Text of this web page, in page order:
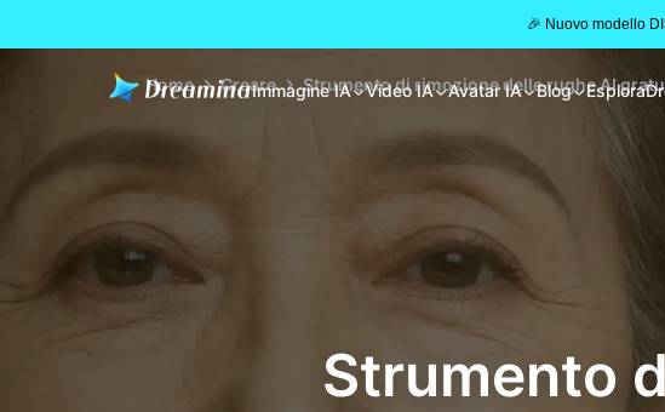
🎉 Nuovo modello
Immagine IA Video IA Avatar IA Blog Esplora
Home Creare Strumento di rimozione delle rughe AI
Strumento